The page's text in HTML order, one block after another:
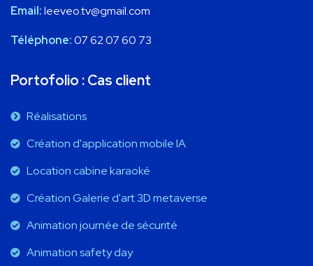
Email:leeveo.tv@gmail.com
Téléphone:07 62 07 60 73
Portofolio : Cas client
Réalisations
Création d'application mobile IA
Location cabine karaoké
Création Galerie d'art 3D metaverse
Animation journée de sécurité
Animation safety day